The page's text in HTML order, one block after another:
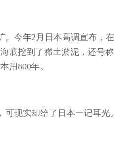
。今年2 月日本高调宣布，在
底挖到了稀土淤泥，还号称
用800年。
可现实却给了日本一记耳光。